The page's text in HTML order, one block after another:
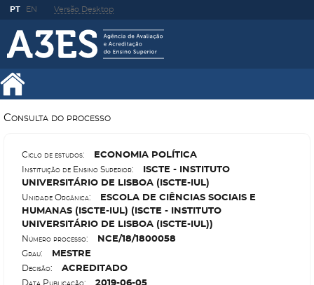
PT EN Versão Desktop
Consulta do processo
Ciclo de estudos: ECONOMIA POLÍTICA
Instituição de Ensino Superior:
SCTE - INSTITUTO
UNIVERSITÁRIO DE LISBOA (ISCTE-IUL)
Unidade Orgânica: ESCOLA DE CIÊNCIAS SOCIAIS E
HUMANAS (ISCTE-IUL) (ISCTE - INSTITUTO
UNIVERSITÁRIO DE LISBOA (ISCTE-IUL))
Número processo: N CE/18/1800058
Grau: M ESTRE
Decisão: ACREDITADO
Data Publicação: 2019-06-05